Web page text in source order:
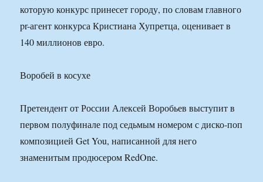
которую конкурс принесет городу, по словам главного
pr-агент конкурса Кристиана Хупретца, оценивает в
140 миллионов евро.
Воробей в косухе
Претендент от России Алексей Воробьев выступит в
первом полуфинале под седьмым номером с диско-поп
композицией Get You, написанной для него
знаменитым продюсером RedOne.